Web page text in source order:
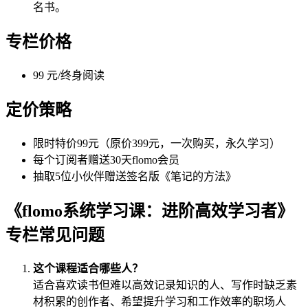
名书。
专栏价格
99 元/终身阅读
定价策略
限时特价99元（原价399元，一次购买，永久学习）
每个订阅者赠送30天flomo会员
抽取5位小伙伴赠送签名版《笔记的方法》
《flomo系统学习课：进阶高效学习者》
专栏常见问题
这个课程适合哪些人？
适合喜欢读书但难以高效记录知识的人、写作时缺乏素
材积累的创作者、希望提升学习和工作效率的职场人